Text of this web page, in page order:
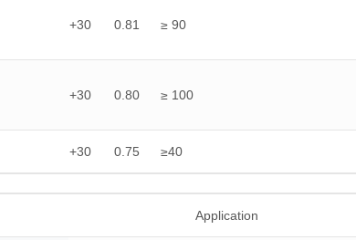
+30 0.81 ≥ 90
+30 0.80 ≥ 100
+30 0.75 ≥40
Application